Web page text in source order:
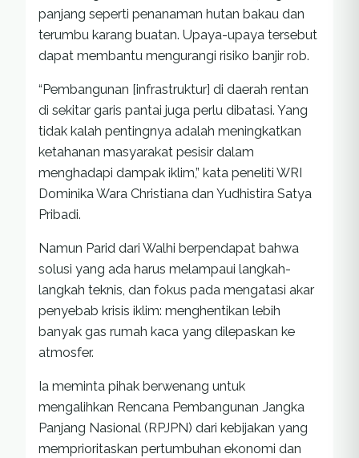
panjang seperti penanaman hutan bakau dan
terumbu karang buatan. Upaya-upaya tersebut
dapat membantu mengurangi risiko banjir rob.
“Pembangunan [infrastruktur] di daerah rentan
di sekitar garis pantai juga perlu dibatasi. Yang
tidak kalah pentingnya adalah meningkatkan
ketahanan masyarakat pesisir dalam
menghadapi dampak iklim,” kata peneliti WRI
Dominika Wara Christiana dan Yudhistira Satya
Pribadi.
Namun Parid dari Walhi berpendapat bahwa
solusi yang ada harus melampaui langkah-
langkah teknis, dan fokus pada mengatasi akar
penyebab krisis iklim: menghentikan lebih
banyak gas rumah kaca yang dilepaskan ke
atmosfer.
Ia meminta pihak berwenang untuk
mengalihkan Rencana Pembangunan Jangka
Panjang Nasional (RPJPN) dari kebijakan yang
memprioritaskan pertumbuhan ekonomi dan